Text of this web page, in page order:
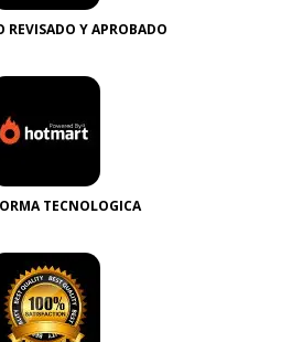
REVISADO Y APROBADO
TECNOLOGICA